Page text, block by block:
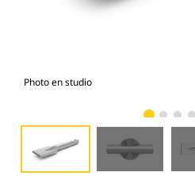
Photo en studio